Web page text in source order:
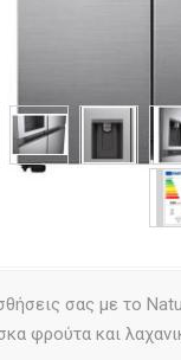
σας με το
φρούτα και